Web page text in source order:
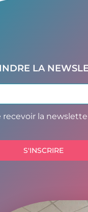
LA
recevoir la
S'INSCRIRE